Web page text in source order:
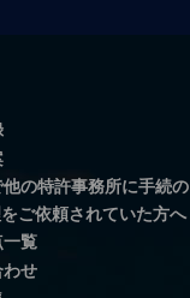
他の特許事務所に手続の
ご依頼されていた方へ
一覧
わせ